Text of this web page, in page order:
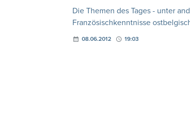
Die Themen des Tages - unter
Französischkenntnisse
08.06.2012 19:03